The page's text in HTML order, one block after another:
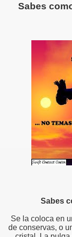
Sabes
Sabes
Se la coloca en
de conservas, o